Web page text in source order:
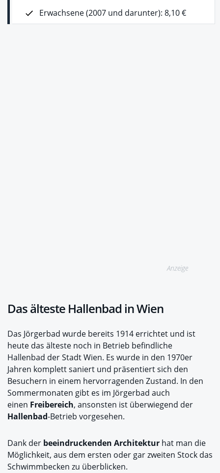
Erwachsene (2007 und darunter): 8,10 €
Anzeige
Das älteste Hallenbad in Wien
Das Jörgerbad wurde bereits 1914 errichtet und ist
heute das älteste noch in Betrieb befindliche
Hallenbad der Stadt Wien. Es wurde in den 1970er
Jahren komplett saniert und präsentiert sich den
Besuchern in einem hervorragenden Zustand. In den
Sommermonaten gibt es im Jörgerbad auch
einen Freibereich, ansonsten ist überwiegend der
Hallenbad-Betrieb vorgesehen.
Dank der beeindruckenden Architektur hat man die
Möglichkeit, aus dem ersten oder gar zweiten Stock das
Schwimmbecken zu überblicken.